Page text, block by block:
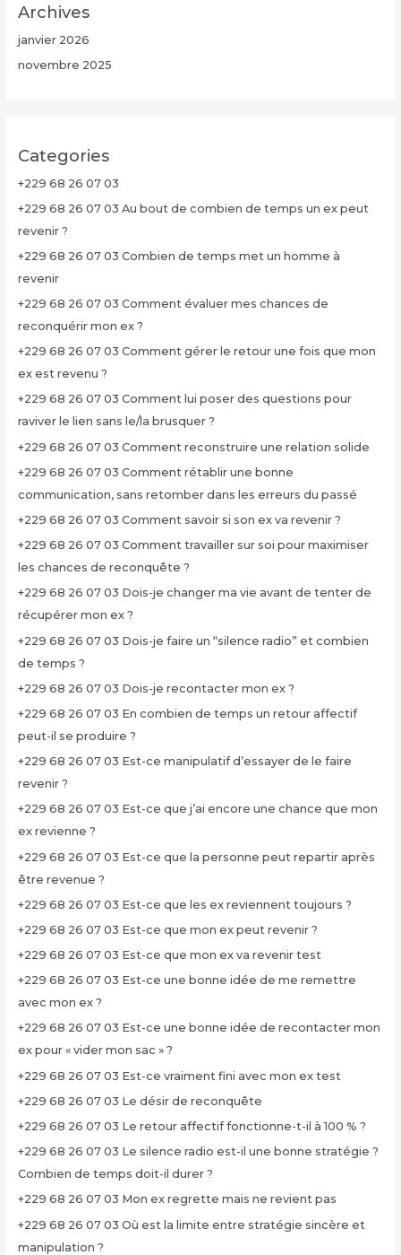
Archives
janvier 2026
novembre 2025
Categories
+229 68 26 07 03
+229 68 26 07 03 Au bout de combien de temps un ex peut
revenir ?
+229 68 26 07 03 Combien de temps met un homme à
revenir
+229 68 26 07 03 Comment évaluer mes chances de
reconquérir mon ex ?
+229 68 26 07 03 Comment gérer le retour une fois que mon
ex est revenu ?
+229 68 26 07 03 Comment lui poser des questions pour
raviver le lien sans le/la brusquer ?
+229 68 26 07 03 Comment reconstruire une relation solide
+229 68 26 07 03 Comment rétablir une bonne
communication, sans retomber dans les erreurs du passé
+229 68 26 07 03 Comment savoir si son ex va revenir ?
+229 68 26 07 03 Comment travailler sur soi pour maximiser
les chances de reconquête ?
+229 68 26 07 03 Dois-je changer ma vie avant de tenter de
récupérer mon ex ?
+229 68 26 07 03 Dois-je faire un “silence radio” et combien
de temps ?
+229 68 26 07 03 Dois-je recontacter mon ex ?
+229 68 26 07 03 En combien de temps un retour affectif
peut-il se produire ?
+229 68 26 07 03 Est-ce manipulatif d’essayer de le faire
revenir ?
+229 68 26 07 03 Est-ce que j’ai encore une chance que mon
ex revienne ?
+229 68 26 07 03 Est-ce que la personne peut repartir après
être revenue ?
+229 68 26 07 03 Est-ce que les ex reviennent toujours ?
+229 68 26 07 03 Est-ce que mon ex peut revenir ?
+229 68 26 07 03 Est-ce que mon ex va revenir test
+229 68 26 07 03 Est-ce une bonne idée de me remettre
avec mon ex ?
+229 68 26 07 03 Est-ce une bonne idée de recontacter mon
ex pour « vider mon sac » ?
+229 68 26 07 03 Est-ce vraiment fini avec mon ex test
+229 68 26 07 03 Le désir de reconquête
+229 68 26 07 03 Le retour affectif fonctionne-t-il à 100 % ?
+229 68 26 07 03 Le silence radio est-il une bonne stratégie ?
Combien de temps doit-il durer ?
+229 68 26 07 03 Mon ex regrette mais ne revient pas
+229 68 26 07 03 Où est la limite entre stratégie sincère et
manipulation ?